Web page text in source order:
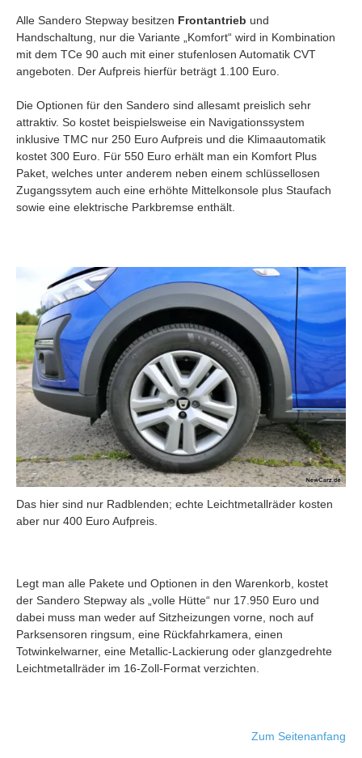
Alle Sandero Stepway besitzen Frontantrieb und
Handschaltung, nur die Variante „Komfort“ wird in Kombination
mit dem TCe 90 auch mit einer stufenlosen Automatik CVT
angeboten. Der Aufpreis hierfür beträgt 1.100 Euro.
Die Optionen für den Sandero sind allesamt preislich sehr
attraktiv. So kostet beispielsweise ein Navigationssystem
inklusive TMC nur 250 Euro Aufpreis und die Klimaautomatik
kostet 300 Euro. Für 550 Euro erhält man ein Komfort Plus
Paket, welches unter anderem neben einem schlüssellosen
Zugangssytem auch eine erhöhte Mittelkonsole plus Staufach
sowie eine elektrische Parkbremse enthält.
Das hier sind nur Radblenden; echte Leichtmetallräder kosten
aber nur 400 Euro Aufpreis.
Legt man alle Pakete und Optionen in den Warenkorb, kostet
der Sandero Stepway als „volle Hütte“ nur 17.950 Euro und
dabei muss man weder auf Sitzheizungen vorne, noch auf
Parksensoren ringsum, eine Rückfahrkamera, einen
Totwinkelwarner, eine Metallic-Lackierung oder glanzgedrehte
Leichtmetallräder im 16-Zoll-Format verzichten.
Zum Seitenanfang